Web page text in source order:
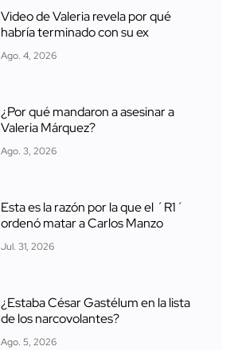
Video de Valeria revela por qué
habría terminado con su ex
Ago. 4, 2026
¿Por qué mandaron a asesinar a
Valeria Márquez?
Ago. 3, 2026
Esta es la razón por la que el ´R1´
ordenó matar a Carlos Manzo
Jul. 31, 2026
¿Estaba César Gastélum en la lista
de los narcovolantes?
Ago. 5, 2026